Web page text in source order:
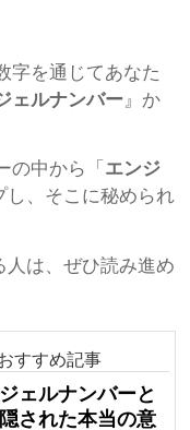
字を通じてあなた
ェルナンバー 』か
の中から「 エンジ
し、そこに秘められ
人は、ぜひ読み進め
すすめ記事
ェルナンバーと
された本当の意